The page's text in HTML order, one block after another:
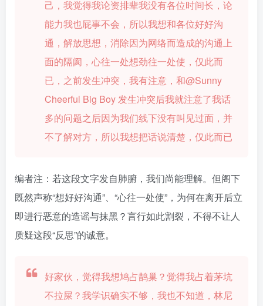
己，我觉得我论资排辈我没有各位时间长，论
能力我也屁事不会，所以我想和各位好好沟
通，解放思想，消除因为网络而造成的沟通上
面的隔阂，心往一处想劲往一处使，仅此而
已，之前发生冲突，我有注意，和@Sunny
Cheerful Big Boy 发生冲突后我就注意了我话
多的问题之后因为我们线下没有叫见过面，并
不了解对方，所以我想把话说清楚，仅此而已
编者注：若这段文字发自肺腑，我们尚能理解。但阁下
既然声称“想好好沟通”、“心往一处使”，为何在离开后立
即进行恶意的造谣与抹黑？言行如此割裂，不得不让人
质疑这段“反思”的诚意。
好家伙，觉得我想鸠占鹊巢？觉得我占着茅坑
不拉屎？我学识确实不够，我也不知道，林尼